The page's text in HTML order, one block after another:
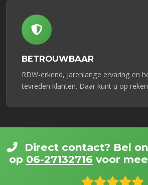
BETROUWBAAR
RDW-erkend, jarenlange ervaring en
tevreden klanten. Daar kunt u op
Direct contact? Bel
op 06-27132716 voor